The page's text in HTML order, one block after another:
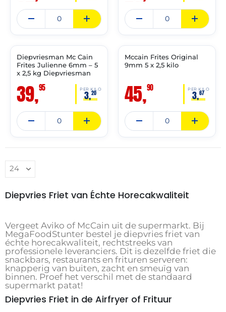
✓ VAST ASSORTIMENT
31-
Diepvriesman Mc Cain
Frites Julienne 6mm – 5
x 2,5 kg Diepvriesman
39,95 PER KILO
3,20
✓ VAST ASSORTIMENT
28-
Mccain Frites Original
9mm 5 x 2,5 kilo
45,90 PER KILO
3,67
Diepvries Friet van Échte Horecakwaliteit
Vergeet Aviko of McCain uit de supermarkt. Bij
MegaFoodStunter bestel je diepvries friet van
échte horecakwaliteit, rechtstreeks van
professionele leveranciers. Dit is dezelfde friet die
snackbars, restaurants en frituren serveren:
knapperig van buiten, zacht en smeuïg van
binnen. Proef het verschil met de standaard
supermarkt patat!
Diepvries Friet in de Airfryer of Frituur